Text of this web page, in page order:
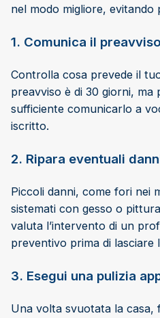
nel modo migliore, evitando
1. Comunica il
Controlla cosa prevede il
preavviso è di 30 giorni, ma
sufficiente comunicarlo a
iscritto.
2. Ripara eventuali
Piccoli danni, come fori nei
sistemati con gesso o
valuta l’intervento di un
preventivo prima di lasciare
3. Esegui una pulizia
Una volta svuotata la casa,